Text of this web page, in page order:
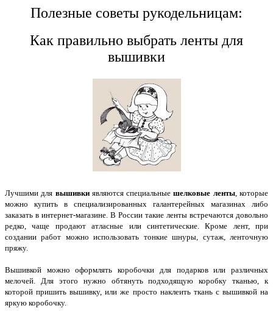
Полезные советы рукодельницам:
Как правильно выбрать ленты для
вышивки
Лучшими для вышивкиявляются специальныешелковые ленты, которые
можно купить в специализированных галантерейных магазинах либо
заказать в интернет-магазине. В России такие ленты встречаются довольно
редко, чаще продают атласные или синтетические. Кроме лент, при
создании работ можно использовать тонкие шнуры, сутаж, ленточную
пряжу.
Вышивкой можно оформлять коробочки для подарков или различных
мелочей. Для этого нужно обтянуть подходящую коробку тканью, к
которой пришить вышивку, или же просто наклеить ткань с вышивкой на
яркую коробочку.